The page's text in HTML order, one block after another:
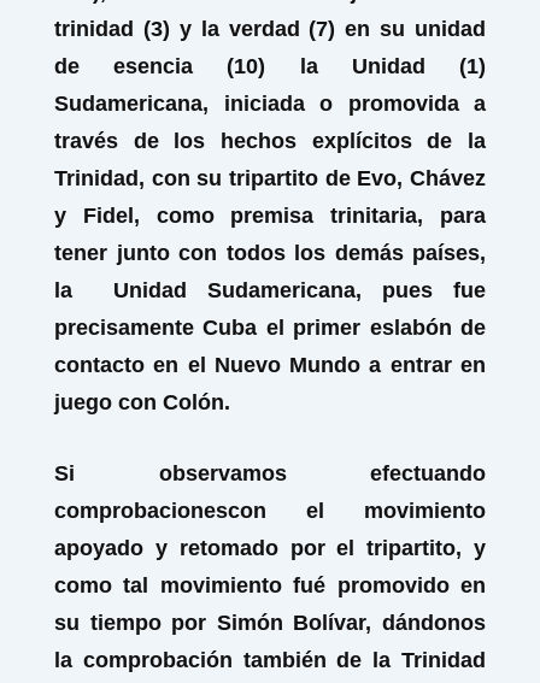
trinidad (3) y la verdad (7) en su unidad
de esencia (10) la Unidad (1)
Sudamericana, iniciada o promovida a
través de los hechos explícitos de la
Trinidad, con su tripartito de Evo, Chávez
y Fidel, como premisa trinitaria, para
tener junto con todos los demás países,
la Unidad Sudamericana, pues fue
precisamente Cuba el primer eslabón de
contacto en el Nuevo Mundo a entrar en
juego con Colón.
Si observamos efectuando
comprobacionescon el movimiento
apoyado y retomado por el tripartito, y
como tal movimiento fué promovido en
su tiempo por Simón Bolívar, dándonos
la comprobación también de la Trinidad